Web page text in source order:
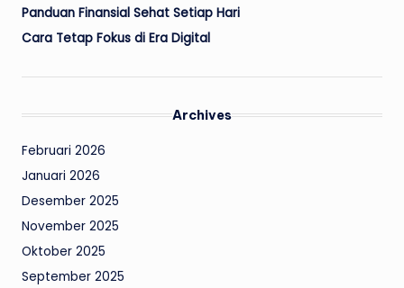
Panduan Finansial Sehat Setiap Hari
Cara Tetap Fokus di Era Digital
Archives
Februari 2026
Januari 2026
Desember 2025
November 2025
Oktober 2025
September 2025